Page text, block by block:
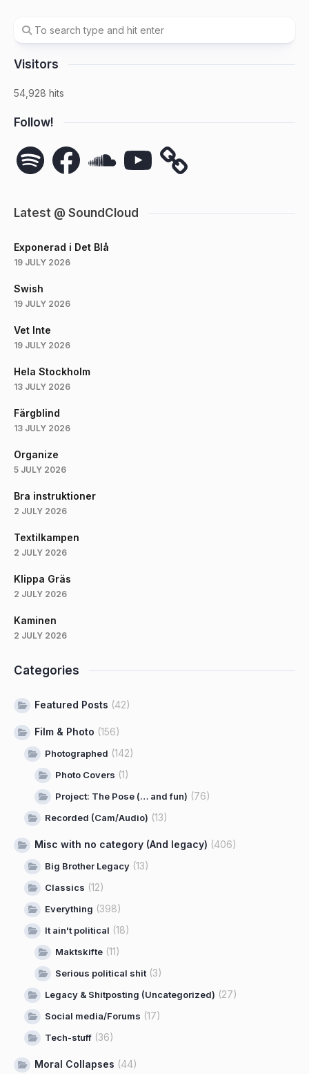
Visitors
54,928 hits
Follow!
Spotify FacebookSoundCloudYouTube
Latest @ SoundCloud
Exponerad i Det Blå
19 JULY 2026
Swish
19 JULY 2026
Vet Inte
19 JULY 2026
Hela Stockholm
13 JULY 2026
Färgblind
13 JULY 2026
Organize
5 JULY 2026
Bra instruktioner
2 JULY 2026
Textilkampen
2 JULY 2026
Klippa Gräs
2 JULY 2026
Kaminen
2 JULY 2026
Categories
Featured Posts (42)
Film & Photo (156)
Photographed (142)
Photo Covers (1)
Project: The Pose (… and fun) (76)
Recorded (Cam/Audio) (13)
Misc with no category (And legacy) (406)
Big Brother Legacy (13)
Classics (12)
Everything (398)
It ain't political (18)
Maktskifte (11)
Serious political shit(3)
Legacy & Shitposting (Uncategorized) (27)
Social media/Forums (17)
Tech-stuff (36)
Moral Collapses (44)